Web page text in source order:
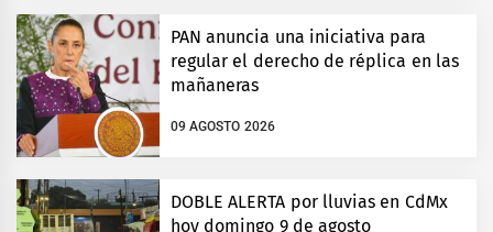
PAN anuncia una iniciativa para
regular el derecho de réplica en las
mañaneras
09 AGOSTO 2026
DOBLE ALERTA por lluvias en CdMx
hoy domingo 9 de agosto